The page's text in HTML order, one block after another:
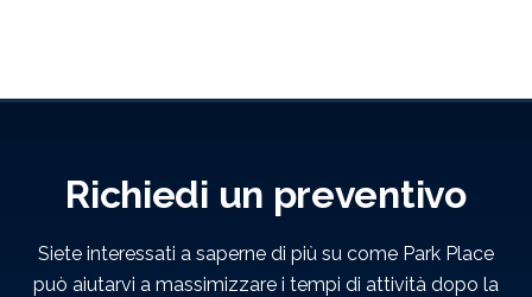
Richiedi un preventivo
Siete interessati a saperne di più su come Park Place
può aiutarvi a massimizzare i tempi di attività dopo la